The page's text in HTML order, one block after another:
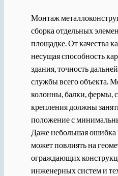
Монтаж
сборка отдельных
площадке. От качества
несущая способность
здания, точность
службы всего объекта.
колонны, балки, фермы,
крепления должны
положение с
Даже небольшая ошибка
может повлиять на
ограждающих
инженерных систем и